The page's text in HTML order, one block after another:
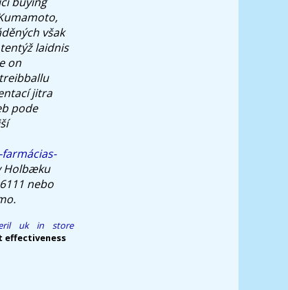
však
laidnis
on
jitra
pode
Holbæku
nebo
uk in store
effectiveness